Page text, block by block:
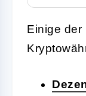
Einige der